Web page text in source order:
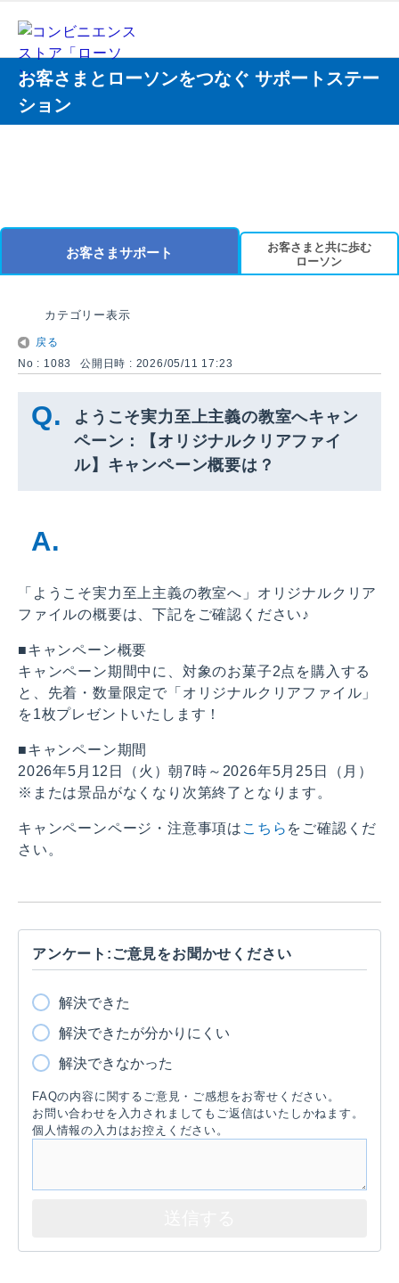
お客さまとローソンをつなぐ サポートステー
ション
お客さまサポート
お客さまと共に歩む
ローソン
カテゴリー表示
戻る
No : 1083
公開日時 : 2026/05/11 17:23
ようこそ実力至上主義の教室へキャン
ペーン：【オリジナルクリアファイ
ル】キャンペーン概要は？
「ようこそ実力至上主義の教室へ」オリジナルクリア
ファイルの概要は、下記をご確認ください♪
■キャンペーン概要
キャンペーン期間中に、対象のお菓子2点を購入する
と、先着・数量限定で「オリジナルクリアファイル」
を1枚プレゼントいたします！
■キャンペーン期間
2026年5月12日（火）朝7時～2026年5月25日（月）
※または景品がなくなり次第終了となります。
キャンペーンページ・注意事項は こちら をご確認くだ
さい。
アンケート:ご意見をお聞かせください
解決できた
解決できたが分かりにくい
解決できなかった
FAQの内容に関するご意見・ご感想をお寄せください。
お問い合わせを入力されましてもご返信はいたしかねます。
個人情報の入力はお控えください。